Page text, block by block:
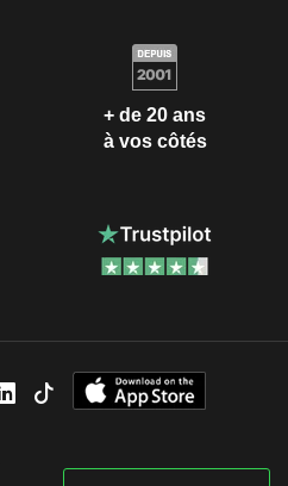
+ de 20 ans
à vos côtés